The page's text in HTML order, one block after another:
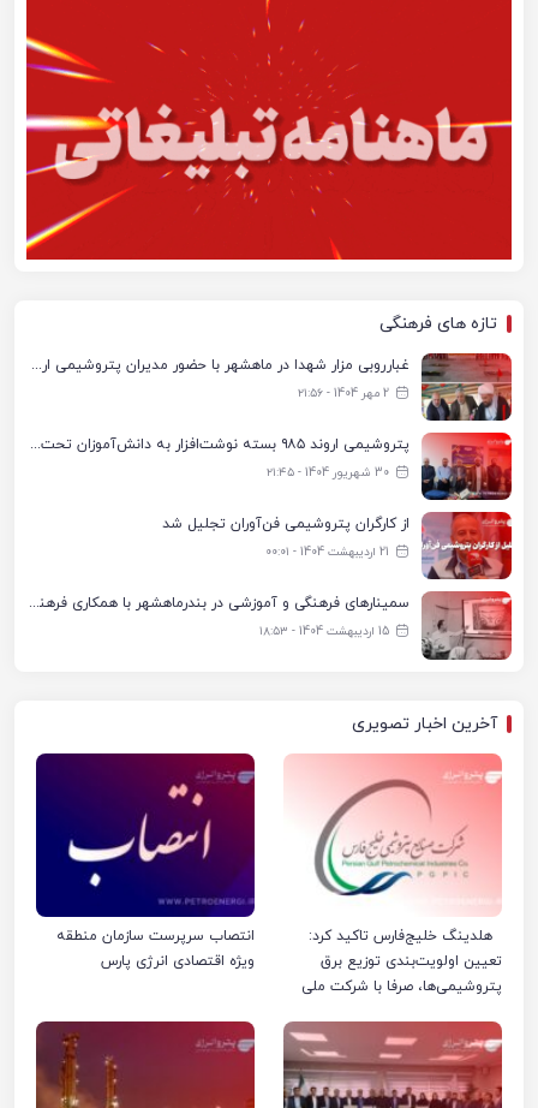
تازه های فرهنگی
غبارروبی مزار شهدا در ماهشهر با حضور مدیران پتروشیمی اروند و مسئولان شهری
2 مهر 1404 - ۲۱:۵۶
پتروشیمی اروند ۹۸۵ بسته نوشت‌افزار به دانش‌آموزان تحت پوشش کمیته امداد بندرماهشهر اهدا کرد
30 شهریور 1404 - ۲۱:۴۵
از کارگران پتروشیمی فن‌آوران تجلیل شد
21 اردیبهشت 1404 - ۰۰:۰۱
سمینارهای فرهنگی و آموزشی در بندرماهشهر با همکاری فرهنگ‌سرای پتروشیمی مارون
15 اردیبهشت 1404 - ۱۸:۵۳
آخرین اخبار تصویری
هلدینگ خلیج‌فارس تاکید کرد:
تعیین اولویت‌بندی توزیع برق
پتروشیمی‌ها، صرفا با شرکت ملی
انتصاب سرپرست سازمان منطقه
ویژه اقتصادی انرژی پارس